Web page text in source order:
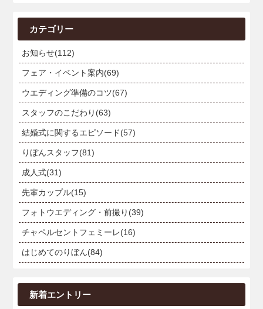
カテゴリー
お知らせ(112)
フェア・イベント案内(69)
ウエディング準備のコツ(67)
スタッフのこだわり(63)
結婚式に関するエピソード(57)
りぼんスタッフ(81)
成人式(31)
先輩カップル(15)
フォトウエディング・前撮り(39)
チャペルセントフェミーレ(16)
はじめてのりぼん(84)
新着エントリー